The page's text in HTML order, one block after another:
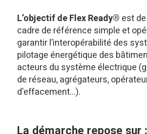
L’objectif de Flex Ready® est
cadre de référence simple et
garantir l’interopérabilité des
pilotage énergétique des
acteurs du système électrique
de réseau, agrégateurs,
d’effacement…).